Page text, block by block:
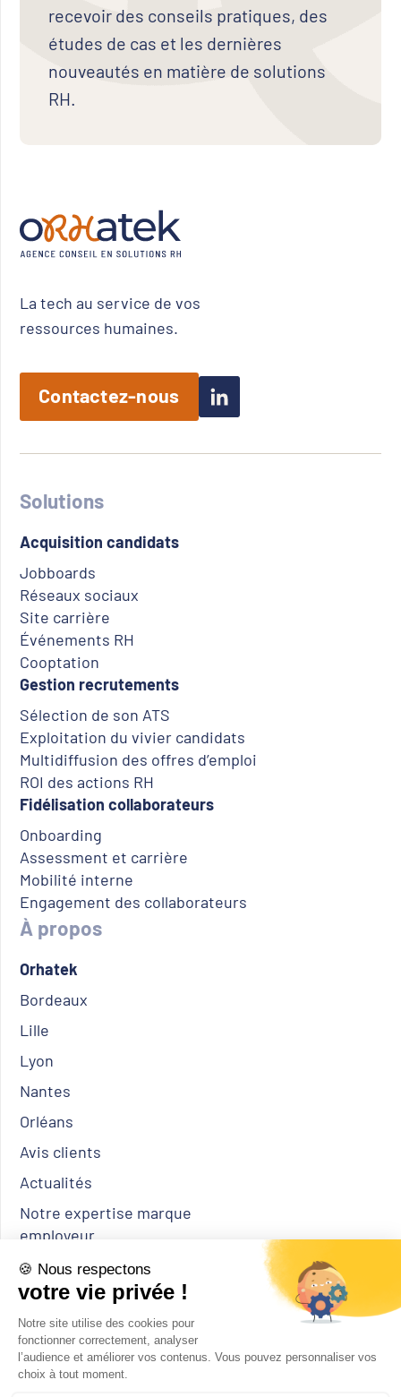
recevoir des conseils pratiques, des
études de cas et les dernières
nouveautés en matière de solutions
RH.
Solutions
Acquisition candidats
Jobboards
Réseaux sociaux
Site carrière
Événements RH
Cooptation
Gestion recrutements
Sélection de son ATS
Exploitation du vivier candidats
Multidiffusion des offres d’emploi
ROI des actions RH
Fidélisation collaborateurs
Onboarding
Assessment et carrière
Mobilité interne
Engagement des collaborateurs
À propos
Orhatek
Bordeaux
Lille
Lyon
Nantes
Orléans
Avis clients
Actualités
Notre expertise marque
employeur
Nos engagements RSE
Notre partenariat avec Charles
Noakes
Notre veille IA
La tech au service de vos
ressources humaines.
Contactez-nous